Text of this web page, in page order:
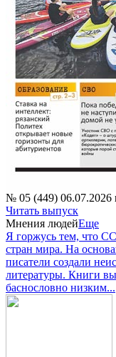
№ 05 (449) 06.07.2026
Читать выпуск
Мнения людейЕще
Я горжусь тем, что
стран мира. На
писатели создали
литературы. Книги
баснословно низким...